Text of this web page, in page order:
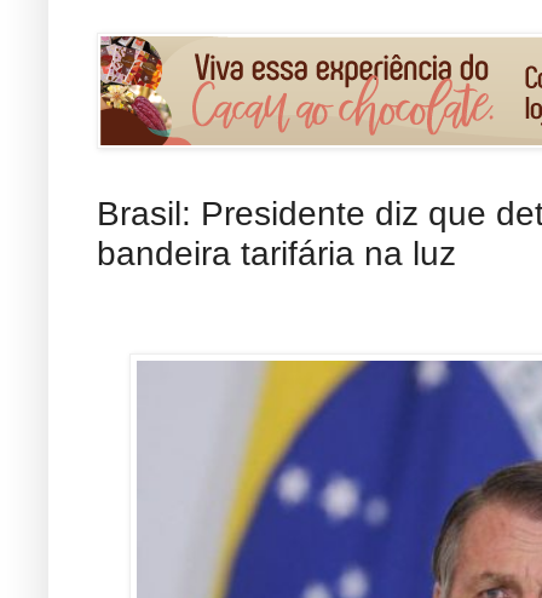
Brasil: Presidente diz que
bandeira tarifária na luz